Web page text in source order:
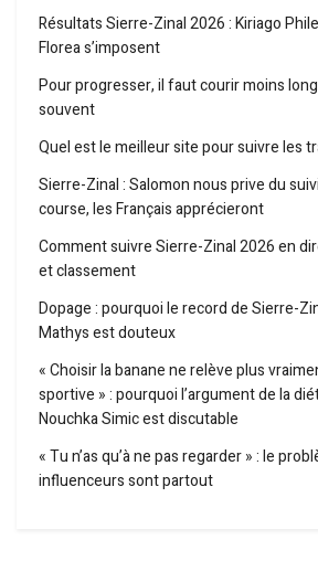
Résultats Sierre-Zinal 2026 : Kiriago
Florea s’imposent
Pour progresser, il faut courir moins
souvent
Quel est le meilleur site pour suivre les
Sierre-Zinal : Salomon nous prive du
course, les Français apprécieront
Comment suivre Sierre-Zinal 2026 en
et classement
Dopage : pourquoi le record de Sierre-
Mathys est douteux
« Choisir la banane ne relève plus
sportive » : pourquoi l’argument de la
Nouchka Simic est discutable
« Tu n’as qu’à ne pas regarder » : le
influenceurs sont partout